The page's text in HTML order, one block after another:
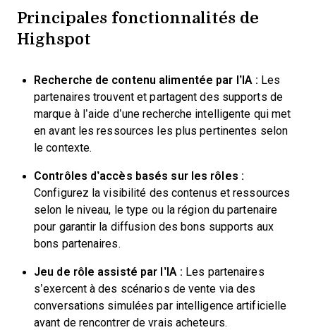
Principales fonctionnalités de
Highspot
Recherche de contenu alimentée par l’IA : Les
partenaires trouvent et partagent des supports de
marque à l’aide d’une recherche intelligente qui met
en avant les ressources les plus pertinentes selon
le contexte.
Contrôles d’accès basés sur les rôles :
Configurez la visibilité des contenus et ressources
selon le niveau, le type ou la région du partenaire
pour garantir la diffusion des bons supports aux
bons partenaires.
Jeu de rôle assisté par l’IA : Les partenaires
s’exercent à des scénarios de vente via des
conversations simulées par intelligence artificielle
avant de rencontrer de vrais acheteurs.